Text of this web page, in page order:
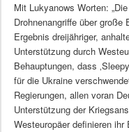
Mit Lukyanows Worten:
Drohnenangriffe über
Ergebnis dreijähriger,
Unterstützung durch
Behauptungen, dass
für die Ukraine
Regierungen, allen voran
Unterstützung der
Westeuropäer definieren